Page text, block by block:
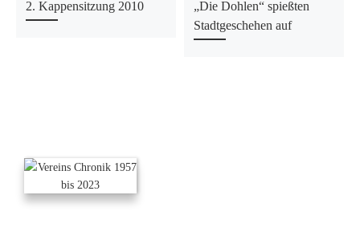
2. Kappensitzung 2010
„Die Dohlen“ spießten
Stadtgeschehen auf